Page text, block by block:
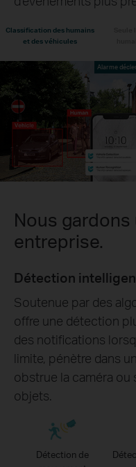
Classification des humains
et des véhicules
Alarme
Nous
entreprise.
Détection
Soutenue par des
offre une détection
des notifications
limite, pénètre dans
obstrue la caméra
objets.
Détection de